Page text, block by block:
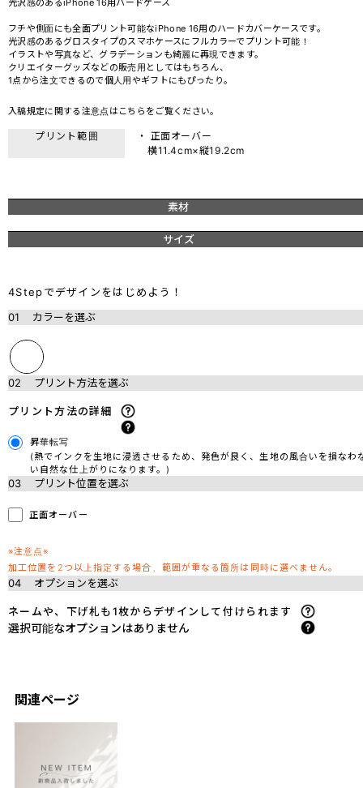
光沢感のあるiPhone 16用ハードケース
フチや側面にも全面プリント可能なiPhone 16用のハードカバーケースです。
光沢感のあるグロスタイプのスマホケースにフルカラーでプリント可能！
イラストや写真など、グラデーションも綺麗に再現できます。
クリエイターグッズなどの販売用としてはもちろん、
1点から注文できるので個人用やギフトにもぴったり。
入稿規定に関する注意点は こちら をご覧ください。
プリント範囲
・ 正面オーバー
横11.4cm×縦19.2cm
素材
サイズ
4Stepでデザインをはじめよう！
01
カラーを選ぶ
02 プリント方法を選ぶ
プリント方法の詳細
昇華転写
(熱でインクを生地に浸透させるため、発色が良く、生地の風合いを損なわ
い自然な仕上がりになります。)
03 プリント位置を選ぶ
正面オーバー
※注意点※
加工位置を2つ以上指定する場合、範囲が重なる箇所は同時に選べません。
04 オプションを選ぶ
ネームや、下げ札も1枚からデザインして付けられます
選択可能なオプションはありません
関連ページ